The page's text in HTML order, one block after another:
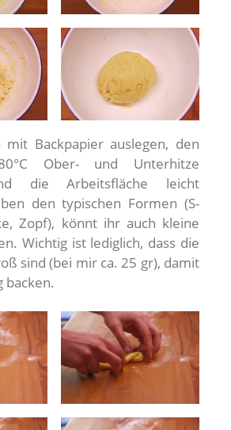
mit Backpapier auslegen, den
Ober- und Unterhitze
die Arbeitsfläche leicht
den typischen Formen (S-
Zopf), könnt ihr auch kleine
Wichtig ist lediglich, dass die
sind (bei mir ca. 25 gr), damit
backen.